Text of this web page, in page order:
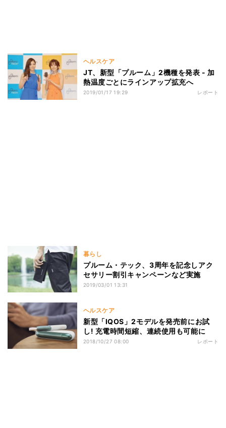
ヘルスケア
JT、新型「プルーム」2機種を発表 - 加
熱温度ごとにラインアップ拡充へ
2019/01/17 19:29 レポート
暮らし
プルーム・テック、3周年を記念しアク
セサリー割引キャンペーンなど実施
2019/03/01 13:31
ヘルスケア
新型「IQOS」2モデルを発売前にお試
し! 充電時間短縮、連続使用も可能に
2018/10/27 08:00 レポート